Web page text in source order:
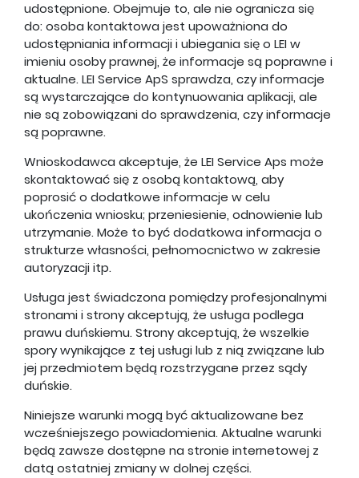
udostępnione. Obejmuje to, ale nie ogranicza się
do: osoba kontaktowa jest upoważniona do
udostępniania informacji i ubiegania się o LEI w
imieniu osoby prawnej, że informacje są poprawne i
aktualne. LEI Service ApS sprawdza, czy informacje
są wystarczające do kontynuowania aplikacji, ale
nie są zobowiązani do sprawdzenia, czy informacje
są poprawne.
Wnioskodawca akceptuje, że LEI Service Aps może
skontaktować się z osobą kontaktową, aby
poprosić o dodatkowe informacje w celu
ukończenia wniosku; przeniesienie, odnowienie lub
utrzymanie. Może to być dodatkowa informacja o
strukturze własności, pełnomocnictwo w zakresie
autoryzacji itp.
Usługa jest świadczona pomiędzy profesjonalnymi
stronami i strony akceptują, że usługa podlega
prawu duńskiemu. Strony akceptują, że wszelkie
spory wynikające z tej usługi lub z nią związane lub
jej przedmiotem będą rozstrzygane przez sądy
duńskie.
Niniejsze warunki mogą być aktualizowane bez
wcześniejszego powiadomienia. Aktualne warunki
będą zawsze dostępne na stronie internetowej z
datą ostatniej zmiany w dolnej części.